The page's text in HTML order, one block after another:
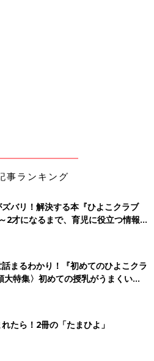
事ランキング
バリ！解決する本『ひよこクラブ
才になるまで、育児に役立つ情報が
まるわかり！『初めてのひよこクラ
大特集〉初めての授乳がうまくい
ルクの基本と夏のトラブル 解決テ
たら！2冊の「たまひよ」